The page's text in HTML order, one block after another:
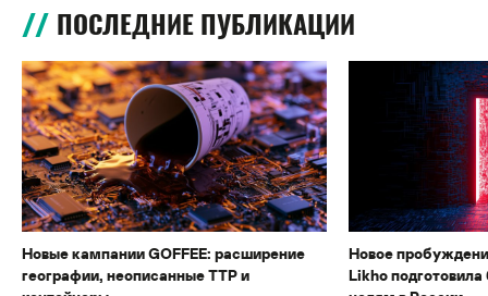
ПОСЛЕДНИЕ ПУБЛИКАЦИИ
Новые кампании GOFFEE: расширение
географии, неописанные TTP и
Новое
Likho